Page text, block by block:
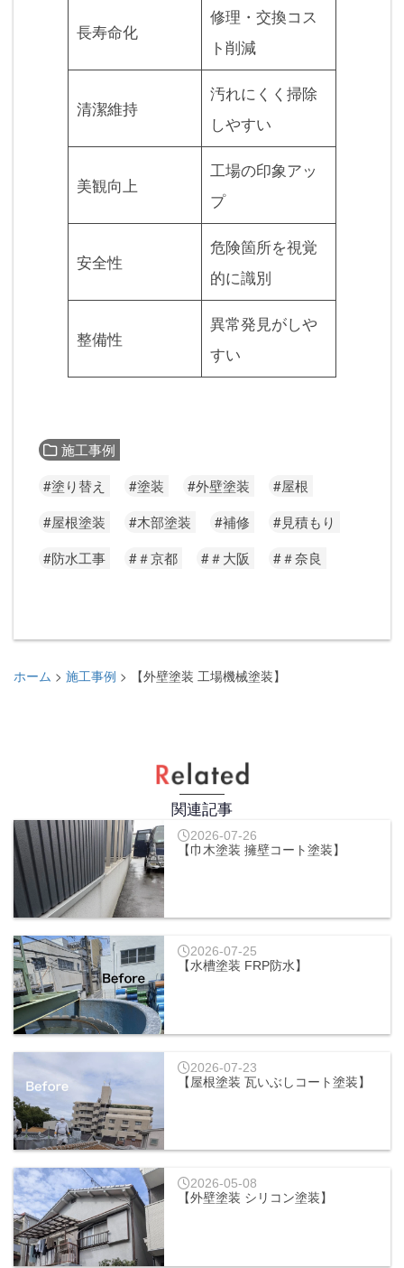
長寿命化
修理・交換コス
ト削減
清潔維持
汚れにくく掃除
しやすい
美観向上
工場の印象アッ
プ
安全性
危険箇所を視覚
的に識別
整備性
異常発見がしや
すい
施工事例
#塗り替え
#塗装 #外壁塗装
#屋根
#屋根塗装
#木部塗装 #補修
#見積もり
#防水工事
#＃京都 #＃大阪 #＃奈良
ホーム > 施工事例 > 【外壁塗装 工場機械塗装】
関連記事
2026-07-26
【巾木塗装 擁壁コート塗装】
2026-07-25
【水槽塗装 FRP防水】
2026-07-23
【屋根塗装 瓦いぶしコート塗装】
2026-05-08
【外壁塗装 シリコン塗装】